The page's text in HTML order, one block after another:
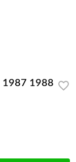
1987 1988